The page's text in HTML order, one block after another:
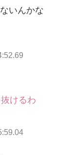
いんかな
けるわ